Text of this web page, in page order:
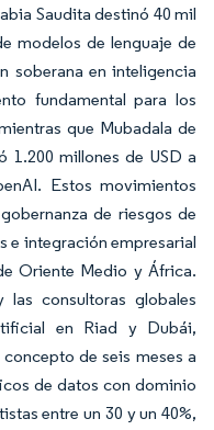
Saudita destinó 40 mil
modelos de lenguaje de
soberana en inteligencia
fundamental para los
que Mubadala de
1.200 millones de USD a
Estos movimientos
de riesgos de
e integración empresarial
Oriente Medio y África.
las consultoras globales
en Riad y Dubái,
de seis meses a
de datos con dominio
entre un 30 y un 40%,